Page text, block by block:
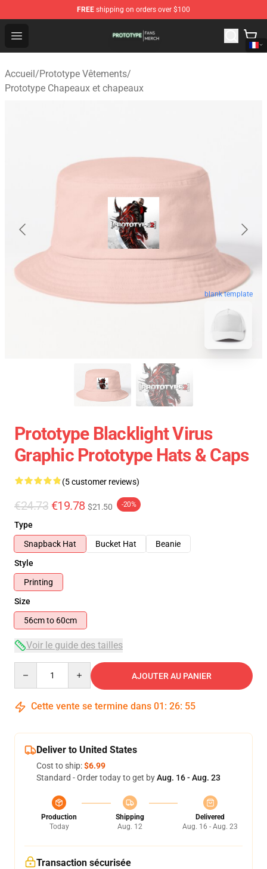
FREE shipping on orders over $100
Open menu
Prototype Shop - Official Prototype Merchandise Store
Accueil/Prototype Vêtements/
Prototype Chapeaux et chapeaux
blank template
Prototype Blacklight Virus
Graphic Prototype Hats & Caps
(5 customer reviews)
€24.73 €19.78 $21.50 -20%
Type
Snapback Hat
Bucket Hat
Beanie
Style
Printing
Size
56cm to 60cm
Voir le guide des tailles
AJOUTER AU PANIER
Cette vente se termine dans 01 : 26: 54
Deliver to United States
Cost to ship:$6.99
Standard - Order today to get byAug. 16 - Aug. 23
Production
Today
Shipping
Aug. 12
Delivered
Aug. 16 - Aug. 23
Transaction sécurisée